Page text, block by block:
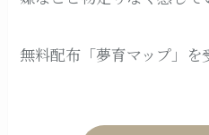
無料配布「夢育マップ」